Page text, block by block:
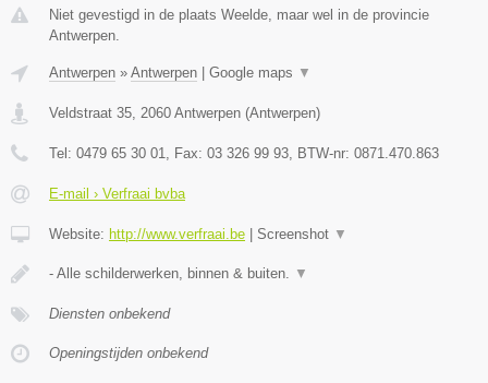
Niet gevestigd in de plaats Weelde, maar wel in de provincie
Antwerpen.
Antwerpen » Antwerpen Google maps ▼
Veldstraat 35 2060 Antwerpen (Antwerpen)
Tel: 0479 65 30 01 , Fax: 03 326 99 93 , BTW-nr: 0871.470.863
E-mail › Verfraai bvba
Website: http://www.verfraai.be Screenshot ▼
- Alle schilderwerken, binnen & buiten. ▼
Diensten onbekend
Openingstijden onbekend